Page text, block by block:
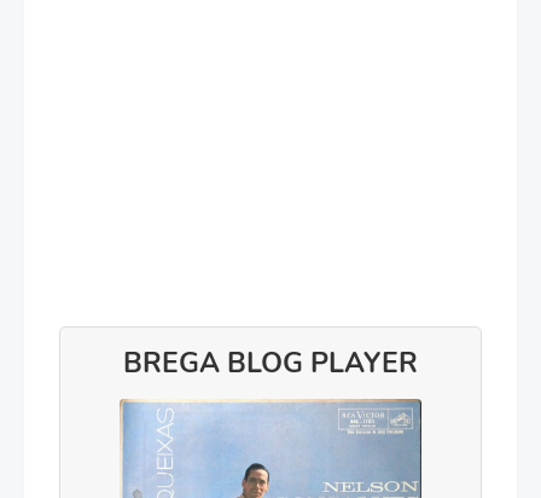
BREGA BLOG PLAYER